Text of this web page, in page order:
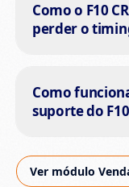
Como o F10
perder o
Como
suporte do
Ver módulo